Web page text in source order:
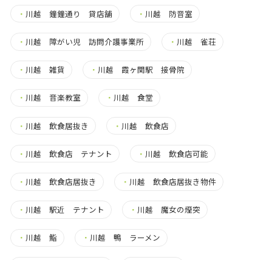
・ 川越 鐘鐘通り 貸店舗 ・ 川越 防音室
・ 川越 障がい児 訪問介護事業所 ・ 川越 雀荘
・ 川越 雑貨 ・ 川越 霞ヶ関駅 接骨院
・ 川越 音楽教室 ・ 川越 食堂
・ 川越 飲食居抜き ・ 川越 飲食店
・ 川越 飲食店 テナント ・ 川越 飲食店可能
・ 川越 飲食店居抜き ・ 川越 飲食店居抜き物件
・ 川越 駅近 テナント ・ 川越 魔女の煙突
・ 川越 鮨 ・ 川越 鴨 ラーメン